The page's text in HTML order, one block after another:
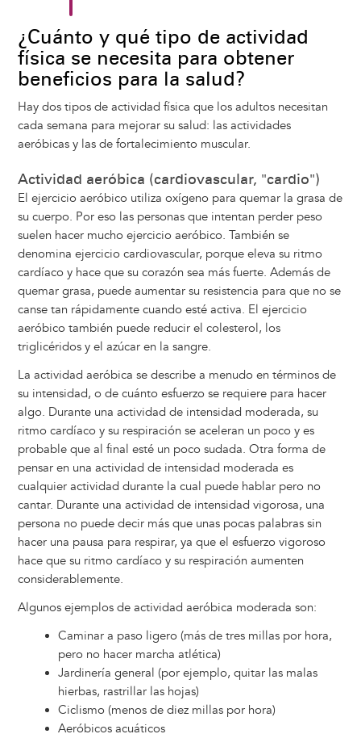
¿Cuánto y qué tipo de actividad
física se necesita para obtener
beneficios para la salud?
Hay dos tipos de actividad física que los adultos necesitan
cada semana para mejorar su salud: las actividades
aeróbicas y las de fortalecimiento muscular.
Actividad aeróbica (cardiovascular, "cardio")
El ejercicio aeróbico utiliza oxígeno para quemar la grasa de
su cuerpo. Por eso las personas que intentan perder peso
suelen hacer mucho ejercicio aeróbico. También se
denomina ejercicio cardiovascular, porque eleva su ritmo
cardíaco y hace que su corazón sea más fuerte. Además de
quemar grasa, puede aumentar su resistencia para que no se
canse tan rápidamente cuando esté activa. El ejercicio
aeróbico también puede reducir el colesterol, los
triglicéridos y el azúcar en la sangre.
La actividad aeróbica se describe a menudo en términos de
su intensidad, o de cuánto esfuerzo se requiere para hacer
algo. Durante una actividad de intensidad moderada, su
ritmo cardíaco y su respiración se aceleran un poco y es
probable que al final esté un poco sudada. Otra forma de
pensar en una actividad de intensidad moderada es
cualquier actividad durante la cual puede hablar pero no
cantar. Durante una actividad de intensidad vigorosa, una
persona no puede decir más que unas pocas palabras sin
hacer una pausa para respirar, ya que el esfuerzo vigoroso
hace que su ritmo cardíaco y su respiración aumenten
considerablemente.
Algunos ejemplos de actividad aeróbica moderada son:
Caminar a paso ligero (más de tres millas por hora,
pero no hacer marcha atlética)
Jardinería general (por ejemplo, quitar las malas
hierbas, rastrillar las hojas)
Ciclismo (menos de diez millas por hora)
Aeróbicos acuáticos